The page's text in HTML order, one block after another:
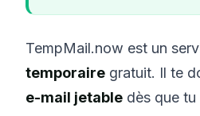
TempMail.now est un
temporaire gratuit. Il te
e-mail jetable dès que